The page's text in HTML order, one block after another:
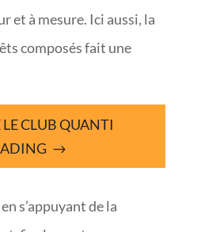
et à mesure. Ici aussi, la
composés fait une
CLUB QUANTI
s’appuyant de la